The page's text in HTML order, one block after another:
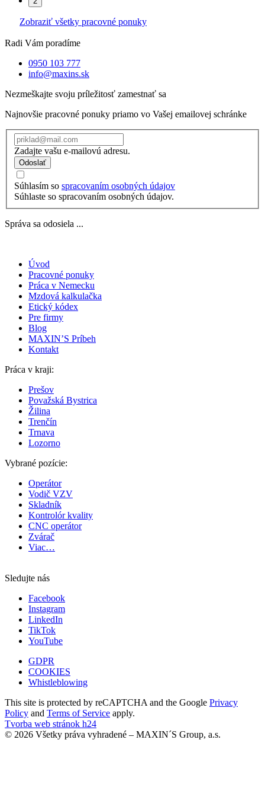
Zobraziť všetky pracovné ponuky
Radi Vám poradíme
0950 103 777
info@maxins.sk
Nezmeškajte svoju príležitosť zamestnať sa
Najnovšie pracovné ponuky priamo vo Vašej emailovej schránke
Zadajte vašu e-mailovú adresu.
Odoslať
Súhlasím so spracovaním osobných údajov
Súhlaste so spracovaním osobných údajov.
Správa sa odosiela ...
Úvod
Pracovné ponuky
Práca v Nemecku
Mzdová kalkulačka
Etický kódex
Pre firmy
Blog
MAXIN’S Príbeh
Kontakt
Práca v kraji:
Prešov
Považská Bystrica
Žilina
Trenčín
Trnava
Lozorno
Vybrané pozície:
Operátor
Vodič VZV
Skladník
Kontrolór kvality
CNC operátor
Zvárač
Viac…
Sledujte nás
Facebook
Instagram
LinkedIn
TikTok
YouTube
GDPR
COOKIES
Whistleblowing
This site is protected by reCAPTCHA and the Google Privacy
Policy and Terms of Service apply.
Tvorba web stránok h24
© 2026 Všetky práva vyhradené – MAXIN´S Group, a.s.